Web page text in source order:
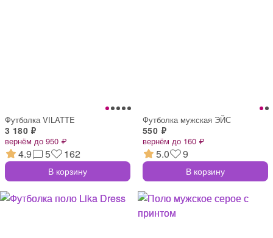
Футболка VILATTE
3 180 ₽
вернём до 950 ₽
4.9 5 162
В корзину
Футболка мужская ЭЙС
550 ₽
вернём до 160 ₽
5.0 9
В корзину